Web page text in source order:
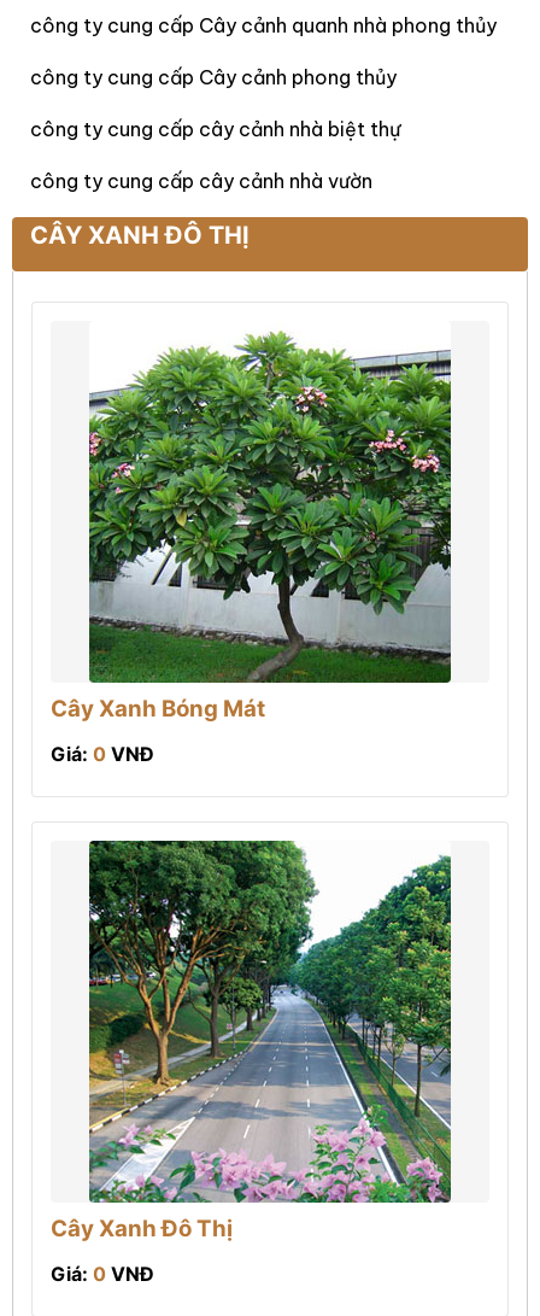
công ty cung cấp Cây cảnh quanh nhà phong thủy
công ty cung cấp Cây cảnh phong thủy
công ty cung cấp cây cảnh nhà biệt thự
công ty cung cấp cây cảnh nhà vườn
CÂY XANH ĐÔ THỊ
Cây Xanh Bóng Mát
Giá: 0 VNĐ
Cây Xanh Đô Thị
Giá: 0 VNĐ